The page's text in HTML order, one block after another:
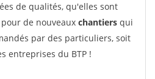
de qualités, qu'elles sont
de nouveaux chantiers qui
par des particuliers, soit
entreprises du BTP !